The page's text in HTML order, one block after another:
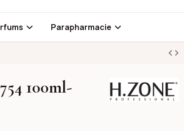
Parapharmacie
H.ZONE
100ml-